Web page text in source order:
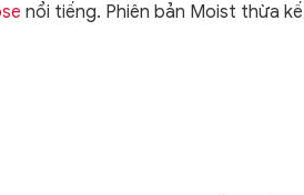
nổi tiếng. Phiên bản Moist thừa